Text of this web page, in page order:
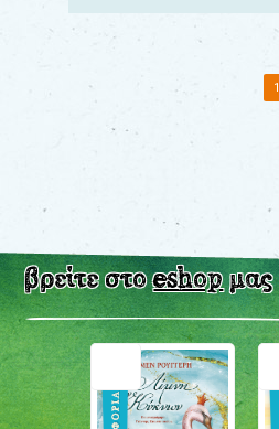
1
βρείτε στοeshopμας